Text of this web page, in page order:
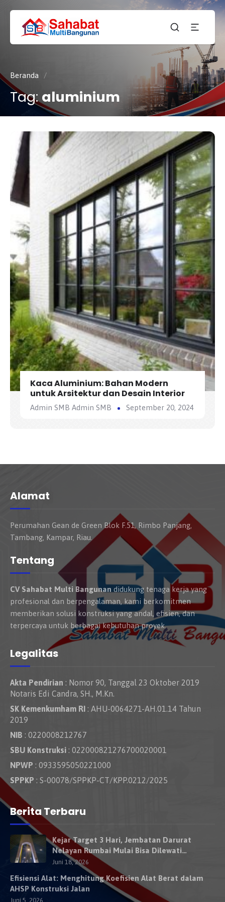
CV.
SAHABAT
MULTI
BANGUNAN
Sahabat
Pembangunan Anda
Beranda /
Tag:aluminium
Kaca Aluminium: Bahan Modern
untuk Arsitektur dan Desain Interior
Admin SMB Admin SMB September 20, 2024
Alamat
Perumahan Gean de Green Blok F.51, Rimbo Panjang,
Tambang, Kampar, Riau.
Tentang
CV Sahabat Multi Bangunan didukung tenaga kerja yang
profesional dan berpengalaman, kami berkomitmen
memberikan solusi konstruksi yang andal, efisien, dan
terpercaya untuk berbagai kebutuhan proyek.
Legalitas
Akta Pendirian : Nomor 90, Tanggal 23 Oktober 2019
Notaris Edi Candra, SH., M.Kn.
SK Kemenkumham RI : AHU-0064271-AH.01.14 Tahun
2019
NIB : 0220008212767
SBU Konstruksi : 022000821276700020001
NPWP : 0933595050221000
SPPKP : S-00078/SPPKP-CT/KPP.0212/2025
Berita Terbaru
Kejar Target 3 Hari, Jembatan Darurat
Nelayan Rumbai Mulai Bisa Dilewati
Kendaraan Besok
Juni 18, 2026
Efisiensi Alat: Menghitung Koefisien Alat Berat dalam
AHSP Konstruksi Jalan
Juni 5, 2026